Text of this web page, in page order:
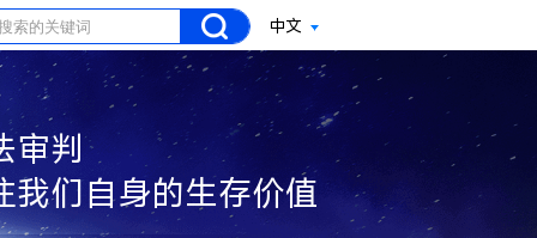
中文
审判
我们自身的生存价值